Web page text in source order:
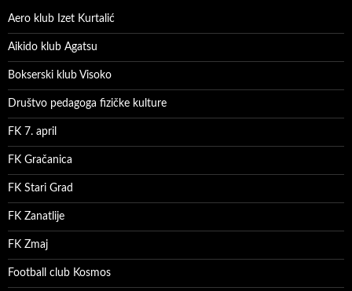
Aero klub Izet Kurtalić
Aikido klub Agatsu
Bokserski klub Visoko
Društvo pedagoga fizičke kulture
FK 7. april
FK Gračanica
FK Stari Grad
FK Zanatlije
FK Zmaj
Football club Kosmos